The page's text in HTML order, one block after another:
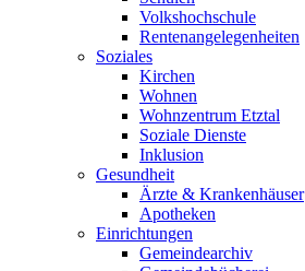
Volkshochschule
Rentenangelegenheiten
Soziales
Kirchen
Wohnen
Wohnzentrum Etztal
Soziale Dienste
Inklusion
Gesundheit
Ärzte & Krankenhäuser
Apotheken
Einrichtungen
Gemeindearchiv